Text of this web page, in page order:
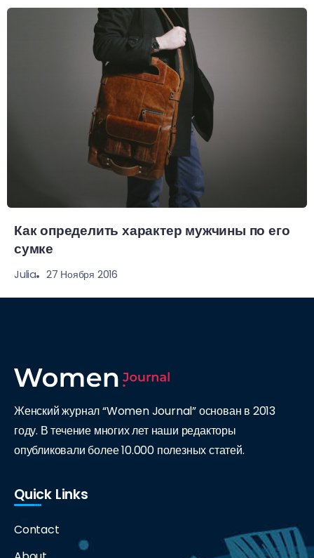
Как определить характер мужчины по его
сумке
Julia 27 Ноября 2016
Женский журнал “Women Journal” основан в 2013
году. В течение многих лет наши редакторы
опубликовали более 10.000 полезных статей.
Quick Links
Contact